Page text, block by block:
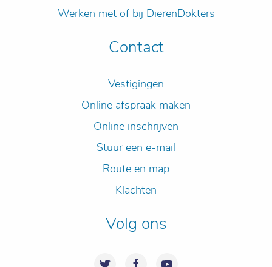
Werken met of bij DierenDokters
Contact
Vestigingen
Online afspraak maken
Online inschrijven
Stuur een e-mail
Route en map
Klachten
Volg ons